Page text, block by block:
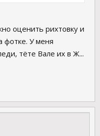
оценить рихтовку и
фотке. У меня
тёте Вале их в Ж...